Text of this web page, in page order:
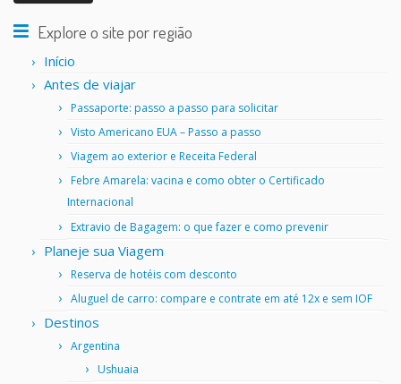
Explore o site por região
Início
Antes de viajar
Passaporte: passo a passo para solicitar
Visto Americano EUA – Passo a passo
Viagem ao exterior e Receita Federal
Febre Amarela: vacina e como obter o Certificado
Internacional
Extravio de Bagagem: o que fazer e como prevenir
Planeje sua Viagem
Reserva de hotéis com desconto
Aluguel de carro: compare e contrate em até 12x e sem IOF
Destinos
Argentina
Ushuaia